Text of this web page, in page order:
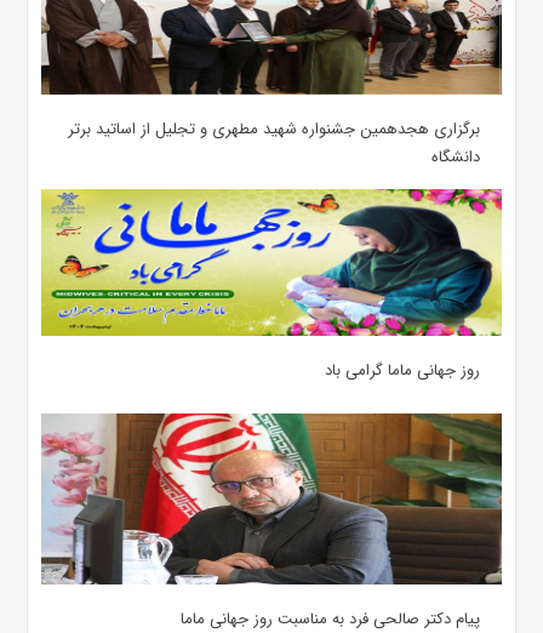
برگزاری هجدهمین جشنواره شهید مطهری و تجلیل از اساتید برتر
دانشگاه
روز جهانی ماما گرامی باد
پیام دکتر صالحی فرد به مناسبت روز جهانی ماما